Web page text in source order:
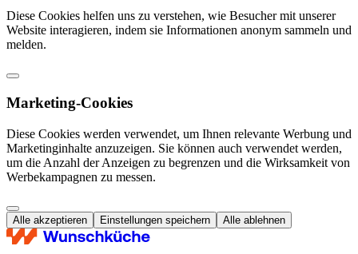
Diese Cookies helfen uns zu verstehen, wie Besucher mit unserer
Website interagieren, indem sie Informationen anonym sammeln und
melden.
Marketing-Cookies
Diese Cookies werden verwendet, um Ihnen relevante Werbung und
Marketinginhalte anzuzeigen. Sie können auch verwendet werden,
um die Anzahl der Anzeigen zu begrenzen und die Wirksamkeit von
Werbekampagnen zu messen.
Alle akzeptieren Einstellungen speichern Alle ablehnen